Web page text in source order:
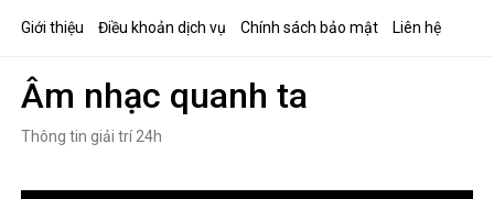
Giới thiệu Điều khoản dịch vụ Chính sách bảo mật Liên hệ
Âm nhạc quanh ta
Thông tin giải trí 24h